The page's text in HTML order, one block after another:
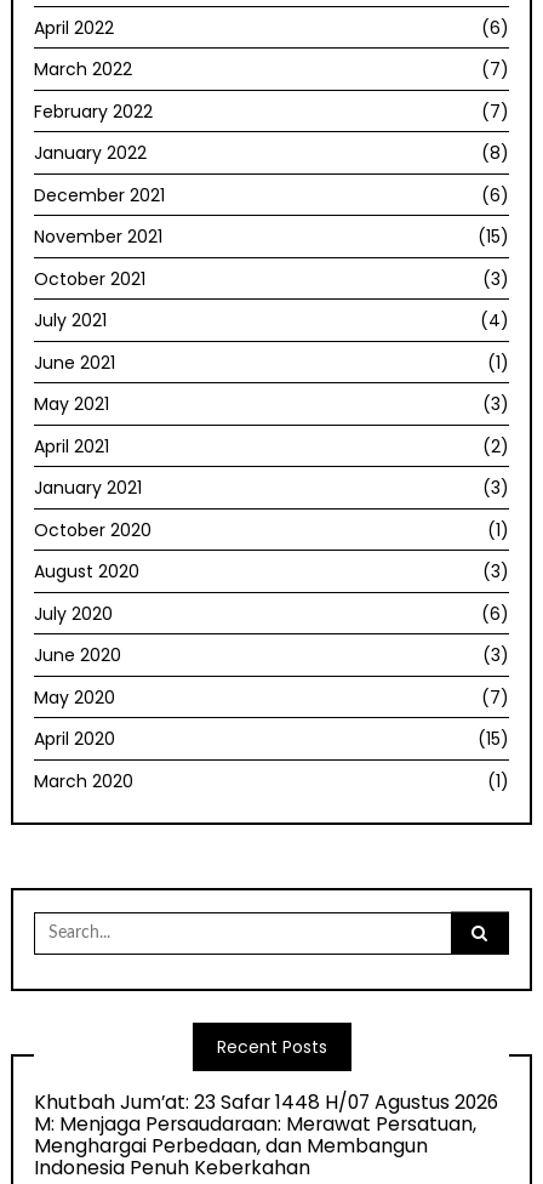
April 2022
(6)
March 2022
(7)
February 2022
(7)
January 2022
(8)
December 2021
(6)
November 2021
(15)
October 2021
(3)
July 2021
(4)
June 2021
(1)
May 2021
(3)
April 2021
(2)
January 2021
(3)
October 2020
(1)
August 2020
(3)
July 2020
(6)
June 2020
(3)
May 2020
(7)
April 2020
(15)
March 2020
(1)
Search
for:
Recent Posts
Khutbah Jum’at: 23 Safar 1448 H/07 Agustus 2026
M: Menjaga Persaudaraan: Merawat Persatuan,
Menghargai Perbedaan, dan Membangun
Indonesia Penuh Keberkahan